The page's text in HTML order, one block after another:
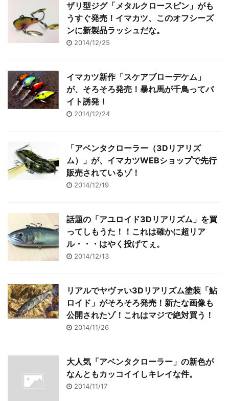
ザリ型ジグ「メタルクロースピン」がも
うすぐ発売！イマカツ、このオフシーズ
ンに新製品ラッシュだな。
2014/12/25
イマカツ新作「スケアブローデケム」
が、そろそろ発売！暴れ馬が千鳥ってバ
イト誘発！
2014/12/24
「アベンタクローラー（3Dリアリズ
ム）」が、イマカツWEBショップで先行
販売されているゾ！
2014/12/19
話題の「アユロイド3Dリアリズム」を買
ってしもうた！！これは確かに超リア
ル・・・はやく投げてぇ。
2014/12/13
リアルでヤヴァい3Dリアリズム塗装「鮎
ロイド」がそろそろ発売！新たな画像も
公開されたゾ！これはマジで絶対買う！
2014/11/26
大人気「アベンタクローラー」の新色が
なんともカッコイイしキレイな件。
2014/11/17